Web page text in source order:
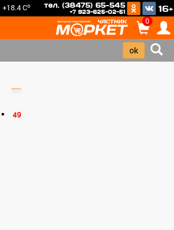
+18.4 Co тел. (38475) 65-545
+7 923-625-02-51 16+
0
49
›